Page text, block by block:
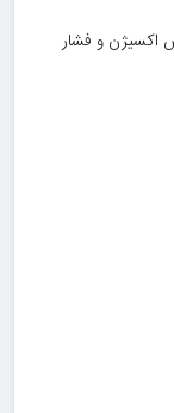
اکسیژن و فشار